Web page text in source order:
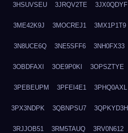
3HSUVSEU 3JRQV2TE 3JX0QDYF
3ME42K9J 3MOCREJ1 3MX1P1T9
3N8UCE6Q 3NE5SFF6 3NH0FX33
3OBDFAXI 3OE9P0KI 3OPSZTYE
3PEBEUPM 3PFEI4E1 3PHQ0AXL
3PX3NDPK 3QBNPSU7 3QPKYD3H
3RJJOB51 3RM5TAUQ 3RV0N612